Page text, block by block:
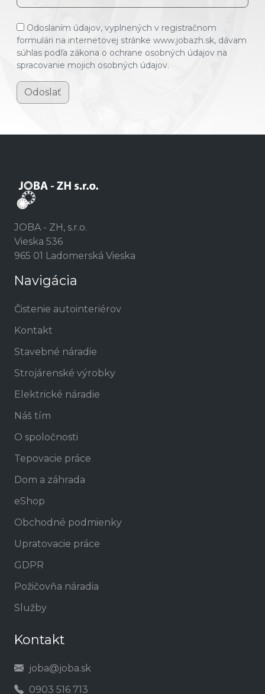
Odoslaním údajov, vyplnených v registračnom
formulári na internetovej stránke www.jobazh.sk, dávam
súhlas podľa zákona o ochrane osobných údajov na
spracovanie mojich osobných údajov.
Odoslať
JOBA - ZH, s.r.o.
Vieska 536
965 01 Ladomerská Vieska
Navigácia
Čistenie autointeriérov
Kontakt
Stavebné náradie
Strojárenské výrobky
Elektrické náradie
Náš tím
O spoločnosti
Tepovacie práce
Dom a záhrada
eShop
Obchodné podmienky
Upratovacie práce
GDPR
Požičovňa náradia
Služby
Kontakt
joba@joba.sk
0903 516 713